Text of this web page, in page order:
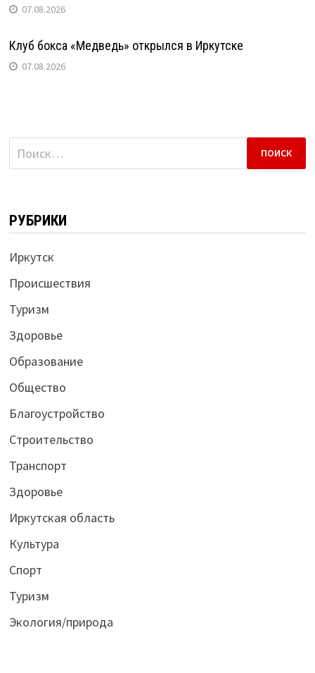
07.08.2026
Клуб бокса «Медведь» открылся в Иркутске
07.08.2026
Найти:
РУБРИКИ
Иркутск
Происшествия
Туризм
Здоровье
Образование
Общество
Благоустройство
Строительство
Транспорт
Здоровье
Иркутская область
Культура
Спорт
Туризм
Экология/природа